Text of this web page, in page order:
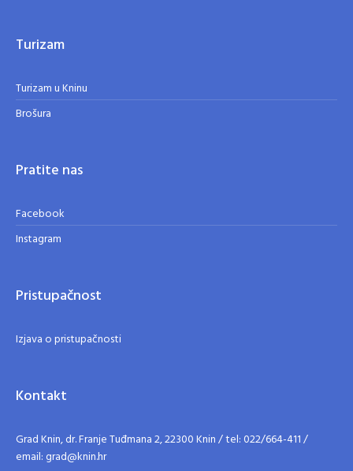
Turizam
Turizam u Kninu
Brošura
Pratite nas
Facebook
Instagram
Pristupačnost
Izjava o pristupačnosti
Kontakt
Grad Knin, dr. Franje Tuđmana 2, 22300 Knin / tel: 022/664-411 /
email: grad@knin.hr